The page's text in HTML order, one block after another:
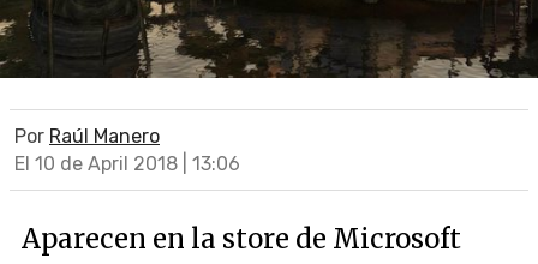
Por Raúl Manero
El 10 de April 2018 | 13:06
Aparecen en la store de Microsoft